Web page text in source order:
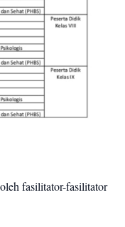
fasilitator-fasilitator